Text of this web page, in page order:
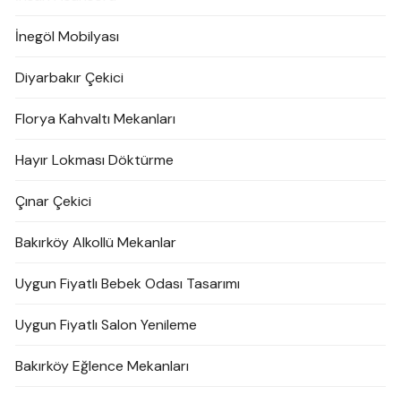
İnegöl Mobilyası
Diyarbakır Çekici
Florya Kahvaltı Mekanları
Hayır Lokması Döktürme
Çınar Çekici
Bakırköy Alkollü Mekanlar
Uygun Fiyatlı Bebek Odası Tasarımı
Uygun Fiyatlı Salon Yenileme
Bakırköy Eğlence Mekanları